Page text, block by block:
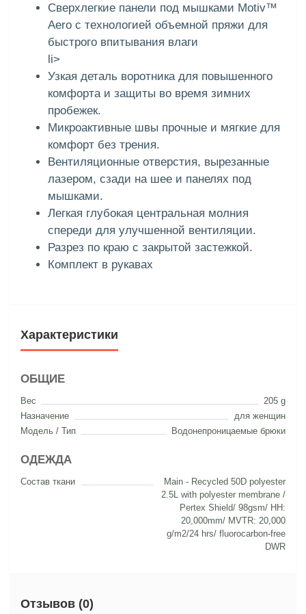
Сверхлегкие панели под мышками Motiv™
Aero с технологией объемной пряжи для
быстрого впитывания влаги
li>
Узкая деталь воротника для повышенного
комфорта и защиты во время зимних
пробежек.
Микроактивные швы прочные и мягкие для
комфорт без трения.
Вентиляционные отверстия, вырезанные
лазером, сзади на шее и панелях под
мышками.
Легкая глубокая центральная молния
спереди для улучшенной вентиляции.
Разрез по краю с закрытой застежкой.
Комплект в рукавах
Характеристики
ОБЩИЕ
Вес
205 g
Назначение
для женщин
Модель / Тип
Водонепроницаемые брюки
ОДЕЖДА
Состав ткани
Main - Recycled 50D polyester
2.5L with polyester membrane /
Pertex Shield/ 98gsm/ HH:
20,000mm/ MVTR: 20,000
g/m2/24 hrs/ fluorocarbon-free
DWR
Отзывов (0)